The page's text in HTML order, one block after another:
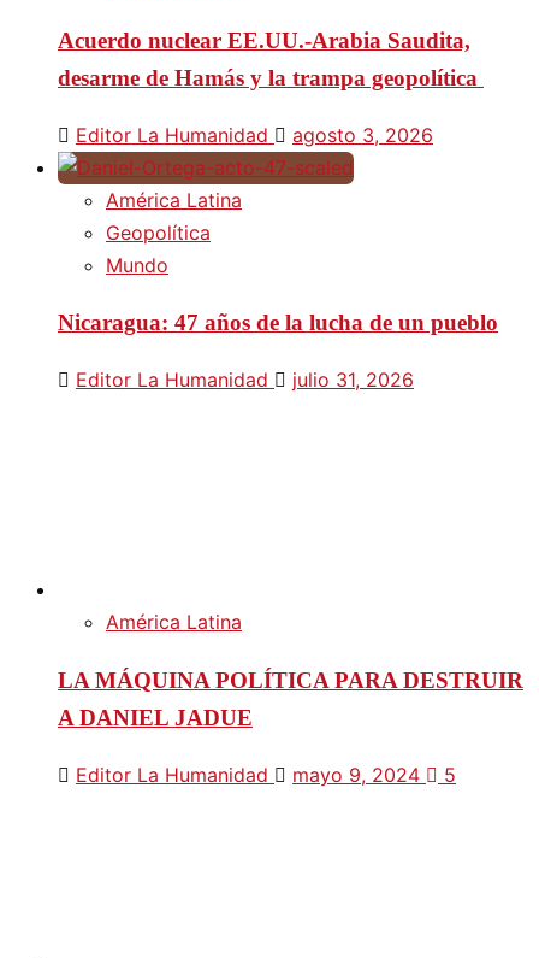
Acuerdo nuclear EE.UU.-Arabia Saudita,
desarme de Hamás y la trampa geopolítica
Editor La Humanidad agosto 3, 2026
América Latina
Geopolítica
Mundo
Nicaragua: 47 años de la lucha de un pueblo
Editor La Humanidad julio 31, 2026
América Latina
LA MÁQUINA POLÍTICA PARA DESTRUIR
A DANIEL JADUE
Editor La Humanidad mayo 9, 2024 5